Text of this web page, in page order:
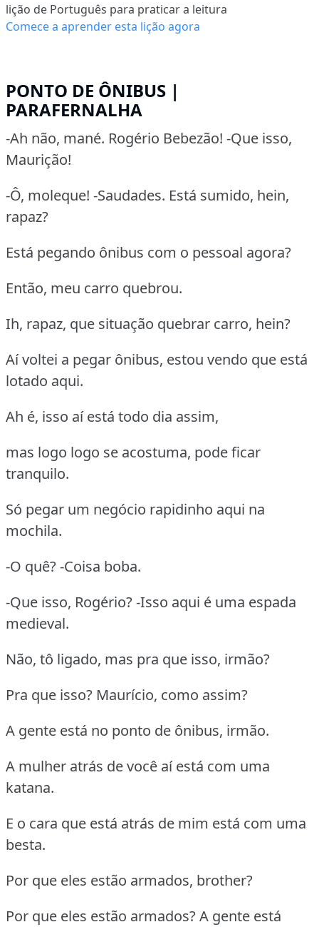
lição de Português para praticar a leitura
Comece a aprender esta lição agora
PONTO DE ÔNIBUS |
PARAFERNALHA
-Ah não, mané. Rogério Bebezão! -Que isso,
Maurição!
-Ô, moleque! -Saudades. Está sumido, hein,
rapaz?
Está pegando ônibus com o pessoal agora?
Então, meu carro quebrou.
Ih, rapaz, que situação quebrar carro, hein?
Aí voltei a pegar ônibus, estou vendo que está
lotado aqui.
Ah é, isso aí está todo dia assim,
mas logo logo se acostuma, pode ficar
tranquilo.
Só pegar um negócio rapidinho aqui na
mochila.
-O quê? -Coisa boba.
-Que isso, Rogério? -Isso aqui é uma espada
medieval.
Não, tô ligado, mas pra que isso, irmão?
Pra que isso? Maurício, como assim?
A gente está no ponto de ônibus, irmão.
A mulher atrás de você aí está com uma
katana.
E o cara que está atrás de mim está com uma
besta.
Por que eles estão armados, brother?
Por que eles estão armados? A gente está